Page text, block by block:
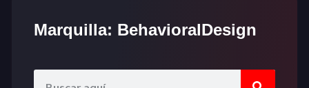
Marquilla: BehavioralDesign